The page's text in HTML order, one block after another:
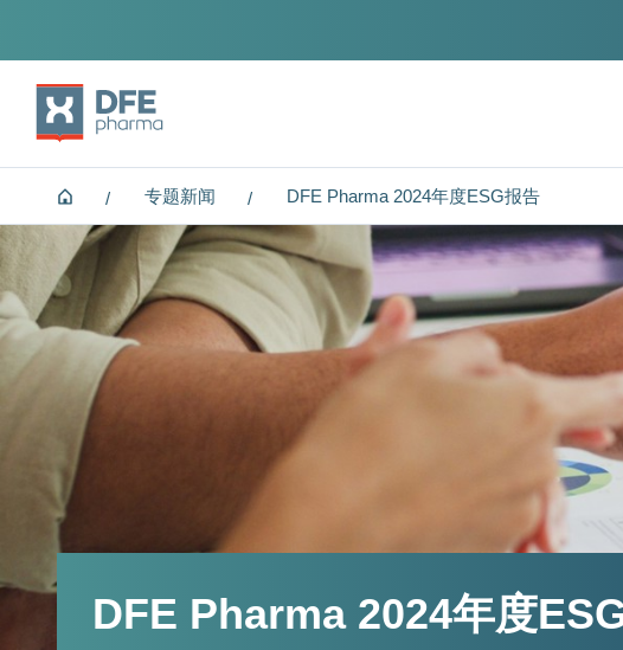
Home 专题新闻 DFE Pharma 2024年度ESG报告
DFE Pharma 2024年度